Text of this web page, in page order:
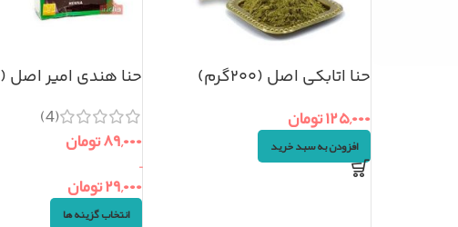
حنا اتابکی اصل (۲۰۰گرم)
۱۲۵,۰۰۰تومان
افزودن به سبد خرید
حنا هندی امیر اصل (۱۰گرم)
(4)
۸۹,۰۰۰تومان
–
۲۹,۰۰۰تومان
انتخاب گزینه ها